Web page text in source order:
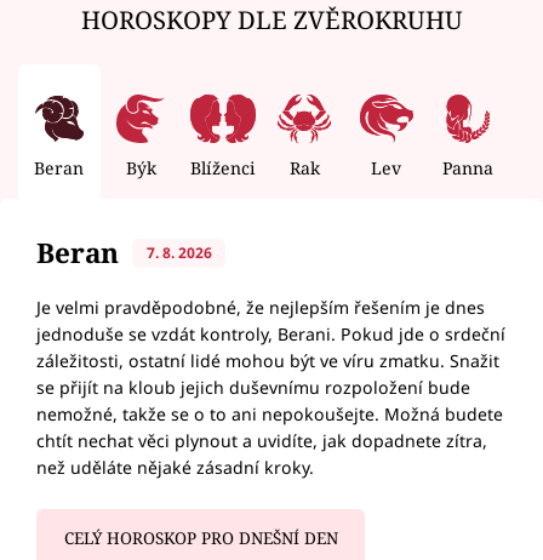
HOROSKOPY DLE ZVĚROKRUHU
Beran Býk Blíženci Rak Lev Panna
Beran 7. 8. 2026
Je velmi pravděpodobné, že nejlepším řešením je dnes
jednoduše se vzdát kontroly, Berani. Pokud jde o srdeční
záležitosti, ostatní lidé mohou být ve víru zmatku. Snažit
se přijít na kloub jejich duševnímu rozpoložení bude
nemožné, takže se o to ani nepokoušejte. Možná budete
chtít nechat věci plynout a uvidíte, jak dopadnete zítra,
než uděláte nějaké zásadní kroky.
CELÝ HOROSKOP PRO DNEŠNÍ DEN